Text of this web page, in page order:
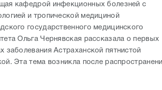
кафедрой инфекционных болезней с
и тропической медициной
государственного медицинского
Ольга Чернявская рассказала о первых
заболевания Астраханской пятнистой
Эта тема возникла после